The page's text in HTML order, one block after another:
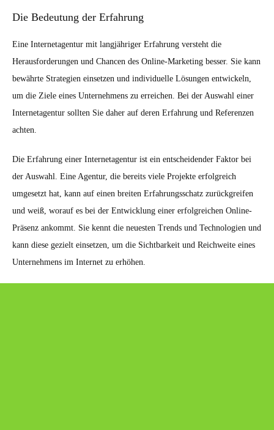
Die Bedeutung der Erfahrung
Eine Internetagentur mit langjähriger Erfahrung versteht die
Herausforderungen und Chancen des Online-Marketing besser. Sie kann
bewährte Strategien einsetzen und individuelle Lösungen entwickeln,
um die Ziele eines Unternehmens zu erreichen. Bei der Auswahl einer
Internetagentur sollten Sie daher auf deren Erfahrung und Referenzen
achten.
Die Erfahrung einer Internetagentur ist ein entscheidender Faktor bei
der Auswahl. Eine Agentur, die bereits viele Projekte erfolgreich
umgesetzt hat, kann auf einen breiten Erfahrungsschatz zurückgreifen
und weiß, worauf es bei der Entwicklung einer erfolgreichen Online-
Präsenz ankommt. Sie kennt die neuesten Trends und Technologien und
kann diese gezielt einsetzen, um die Sichtbarkeit und Reichweite eines
Unternehmens im Internet zu erhöhen.